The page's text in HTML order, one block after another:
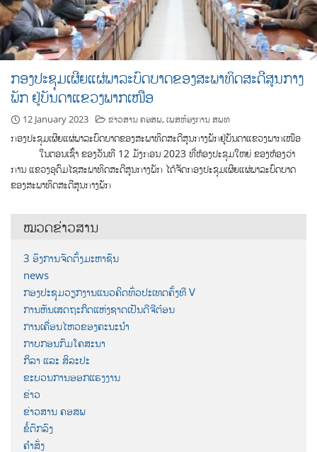
ກອງ​ປະ​ຊຸມ​ເຜີຍແຜ່ພາລະບົດບາດຂອງສະພາທິດສະດີສູນກາງ
ພັກ ຢູ່ບັນດາແຂວງພາກເໜືອ
12 January 2023 ຂ່າວສານ ຄອສພ,ເພສຫ້ອງການ ສພທ
ກອງ​ປະ​ຊຸມ​ເຜີຍແຜ່ພາລະບົດບາດຂອງສະພາທິດສະດີສູນກາງພັກຢູ່ບັນດາແຂວງພາກເໜືອ
ໃນຕອນເຊົ້າ ຂອງວັນທີ 12 ມັງກອນ 2023 ​ທີ່ຫ້ອງປະຊຸມໃຫຍ່ ຂອງຫ້ອງວ່າ
ການ ແຂວງອຸດົມໄຊສະພາທິດສະດີສູນກາງພັກ ໄດ້ຈັດກອງປະຊຸມເຜີຍແຜ່ພາລະບົດບາດ
ຂອງສະພາທິດສະດີສູນກາງພັກ
ໝວດຂ່າວສານ
3 ອົງການຈັດຕັ້ງມະຫາຊົນ
news
ກອງປະຊຸມວຽກງານແນວຄິດທົ່ວປະເທດຄັ້ງທີ V
ການຫັນເສດຖະກິດແຫ່ງຊາດເປັນດີຈີຕ໋ອນ
ການເຄື່ອນໄຫວຂອງຄະນະນຳ
ກາບກອນກົມໂຄສະນາ
ກິລາ ແລະ ສິລະປະ
ຂະບວນການອອກແຮງງານ
ຂ່າວ
ຂ່າວສານ ຄອສພ
ຂໍ້ຕົກລົງ
ຄຳສັ່ງ